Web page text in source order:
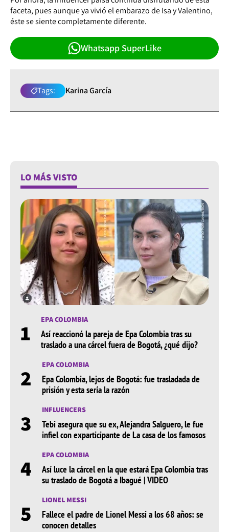
faceta, pues aunque ya vivió el embarazo de Isa y Valentino,
éste se siente completamente diferente.
Whatsapp SuperLike
Tags: Karina García
LO MÁS VISTO
1 EPA COLOMBIA
Así reaccionó la pareja de Epa Colombia tras su
traslado a una cárcel fuera de Bogotá, ¿qué dijo?
2 EPA COLOMBIA
Epa Colombia, lejos de Bogotá: fue trasladada de
prisión y esta sería la razón
3 INFLUENCERS
Tebi asegura que su ex, Alejandra Salguero, le fue
infiel con exparticipante de La casa de los famosos
4 EPA COLOMBIA
Así luce la cárcel en la que estará Epa Colombia tras
su traslado de Bogotá a Ibagué | VIDEO
5 LIONEL MESSI
Fallece el padre de Lionel Messi a los 68 años: se
conocen detalles